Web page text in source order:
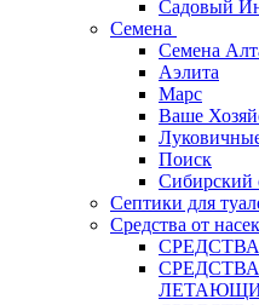
Садовый
Семена
Семена
Аэлита
Марс
Ваше
Поиск
Сибирский
Септики для
Средства от